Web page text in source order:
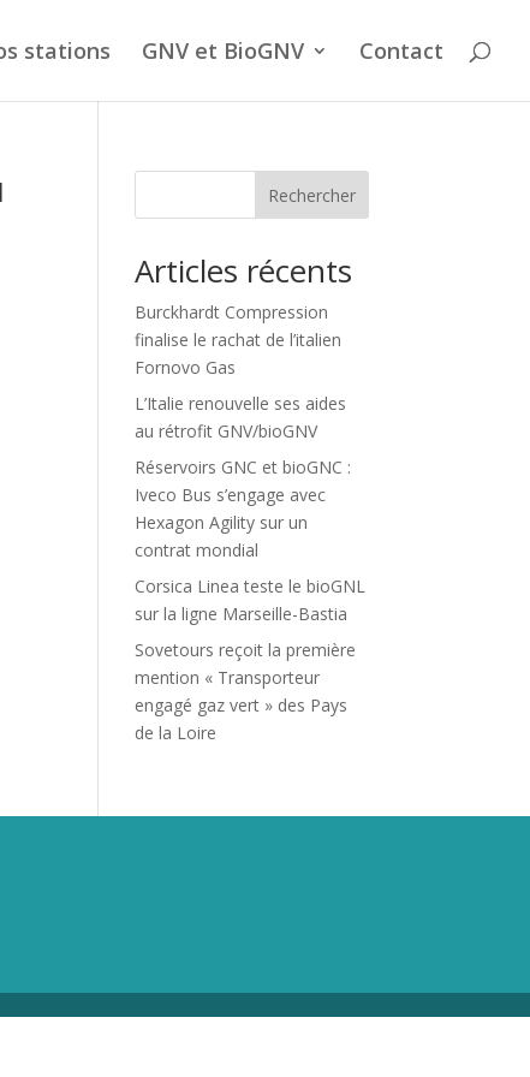
stations GNV et BioGNV Contact
Rechercher
Articles récents
Burckhardt Compression
finalise le rachat de l’italien
Fornovo Gas
L’Italie renouvelle ses aides
au rétrofit GNV/bioGNV
Réservoirs GNC et bioGNC :
Iveco Bus s’engage avec
Hexagon Agility sur un
contrat mondial
Corsica Linea teste le bioGNL
sur la ligne Marseille-Bastia
Sovetours reçoit la première
mention « Transporteur
engagé gaz vert » des Pays
de la Loire